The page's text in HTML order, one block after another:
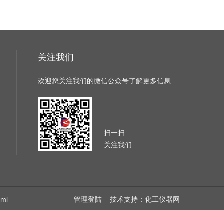
关注我们
欢迎您关注我们的微信公众号了解更多信息
扫一扫
关注我们
管理登陆 技术支持： 化工仪器网